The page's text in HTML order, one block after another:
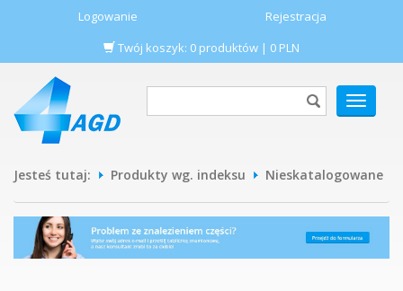
Logowanie
Rejestracja
Twój koszyk: 0 produktów | 0 PLN
POKAŻ
MENU
Jesteś tutaj: Produkty wg. indeksu Nieskatalogowane